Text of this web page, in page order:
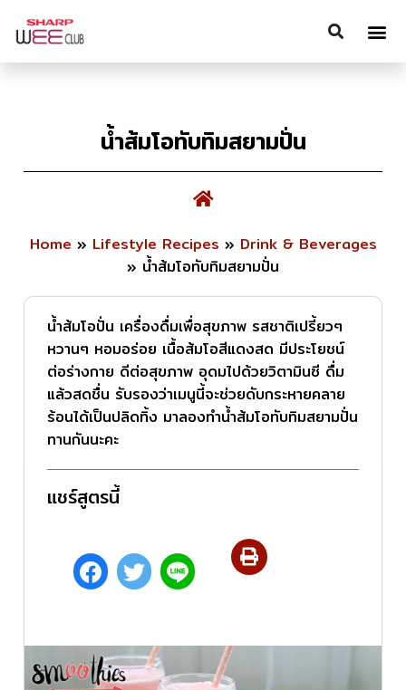
น้ำส้มโอทับทิมสยามปั่น
Home » Lifestyle Recipes » Drink & Beverages
» น้ำส้มโอทับทิมสยามปั่น
น้ำส้มโอปั่น เครื่องดื่มเพื่อสุขภาพ รสชาติเปรี้ยวๆ
หวานๆ หอมอร่อย เนื้อส้มโอสีแดงสด มีประโยชน์
ต่อร่างกาย ดีต่อสุขภาพ อุดมไปด้วยวิตามินซี ดื่ม
แล้วสดชื่น รับรองว่าเมนูนี้จะช่วยดับกระหายคลาย
ร้อนได้เป็นปลิดทิ้ง มาลองทำน้ำส้มโอทับทิมสยามปั่น
ทานกันนะคะ
แชร์สูตรนี้